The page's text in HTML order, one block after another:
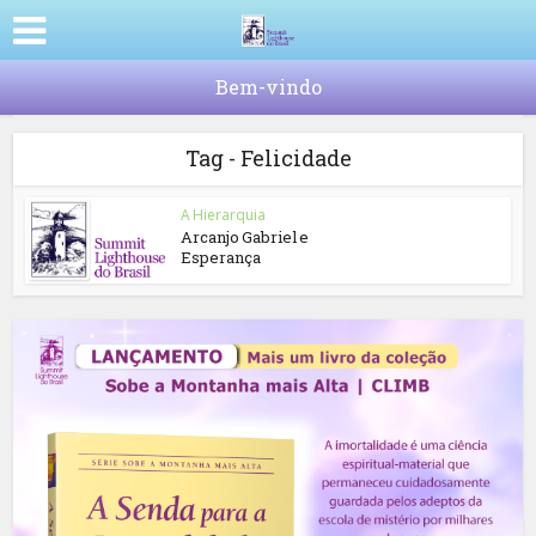
Bem-vindo
Tag - Felicidade
A Hierarquia
Arcanjo Gabriel e
Esperança